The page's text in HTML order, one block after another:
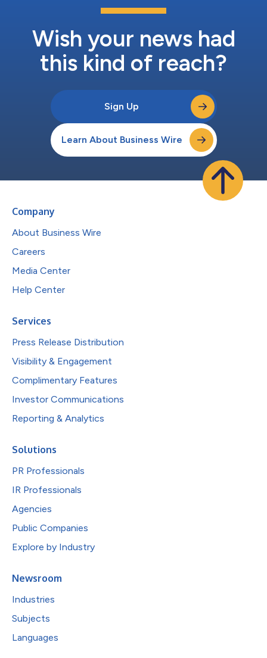
一大股東，透過管理的工具和專有所有權持有該公司約15%的流通
股。 關於EIG EIG是全球能源和基礎設施領域的一流機構投資人，
全球對...Wish your news had
this kind of reach?
Sign Up
Learn About Business Wire
Company
About Business Wire
Careers
Media Center
Help Center
Services
Press Release Distribution
Visibility & Engagement
Complimentary Features
Investor Communications
Reporting & Analytics
Solutions
PR Professionals
IR Professionals
Agencies
Public Companies
Explore by Industry
Newsroom
Industries
Subjects
Languages